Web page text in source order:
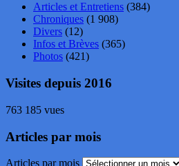
Articles et Entretiens (384)
Chroniques (1 908)
Divers (12)
Infos et Brèves (365)
Photos (421)
Visites depuis 2016
763 185 vues
Articles par mois
Articles par mois